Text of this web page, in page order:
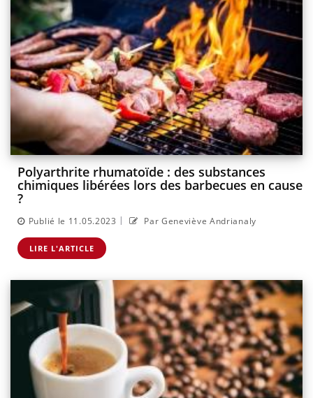
Polyarthrite rhumatoïde : des substances
chimiques libérées lors des barbecues en cause
?
Publié le 11.05.2023 | Par Geneviève Andrianaly
LIRE L'ARTICLE